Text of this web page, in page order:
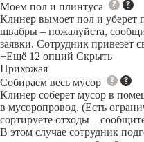
Моем пол и плинтуса
Клинер вымоет пол и уберет
швабры – пожалуйста,
заявки. Сотрудник привезет
+Ещё 12 опций Скрыть
Прихожая
Собираем весь мусор
Клинер соберет мусор в
в мусоропровод. (Есть
сортируете отходы –
В этом случае сотрудник